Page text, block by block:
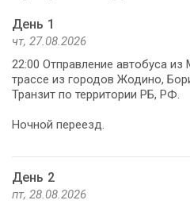
День 1
чт, 27.08.2026
22:00 Отправление автобуса
трассе из городов Жодино,
Транзит по территории РБ, РФ.
Ночной переезд.
День 2
пт, 28.08.2026